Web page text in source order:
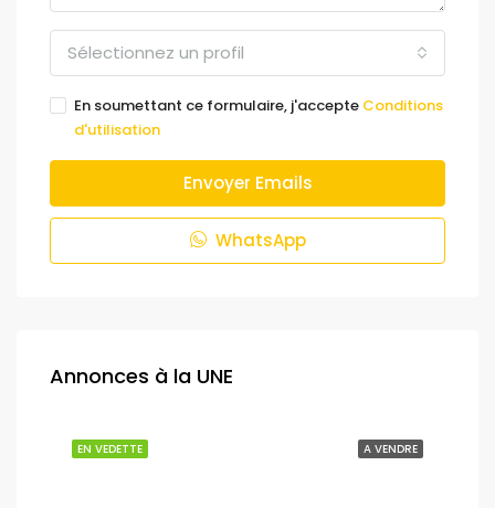
Sélectionnez un profil
En soumettant ce formulaire, j'accepte Conditions
d'utilisation
Envoyer Emails
WhatsApp
Annonces à la UNE
A VENDRE
EN VEDETTE